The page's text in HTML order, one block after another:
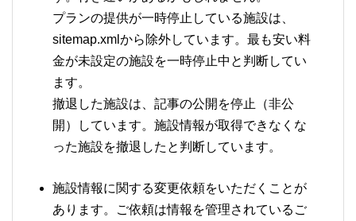
プランの提供が一時停止している施設は、
sitemap.xmlから除外しています。最も安い料
金が未設定の施設を一時停止中と判断してい
ます。
撤退した施設は、記事の公開を停止（非公
開）しています。施設情報が取得できなくな
った施設を撤退したと判断しています。
施設情報に関する変更依頼をいただくことが
あります。ご依頼は情報を管理されているご